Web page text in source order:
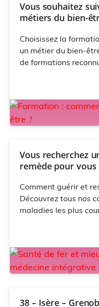
Vous souhaitez
métiers du bien-
Choisissez la
un métier du bien-
de formations
Vous recherchez
remède pour vous
Comment guérir et
Découvrez tous nos
maladies les plus
38 – Isère –